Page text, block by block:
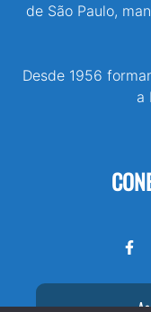
de São Paulo,
Desde 1956
a